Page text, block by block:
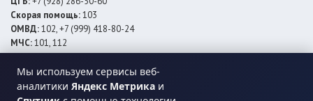
Мы используем сервисы веб-
аналитики Яндекс Метрика и
Скорая помощь:103
ОМВД:102, +7 (999) 418-80-24
МЧС:101, 112
ЕДДС:+7 (928) 576-09-83
Электросети:+7 (800) 220-02-20
Даггаз:+7 (928) 980-64-04
Горводоснаб: +7 (928) 559-59-74